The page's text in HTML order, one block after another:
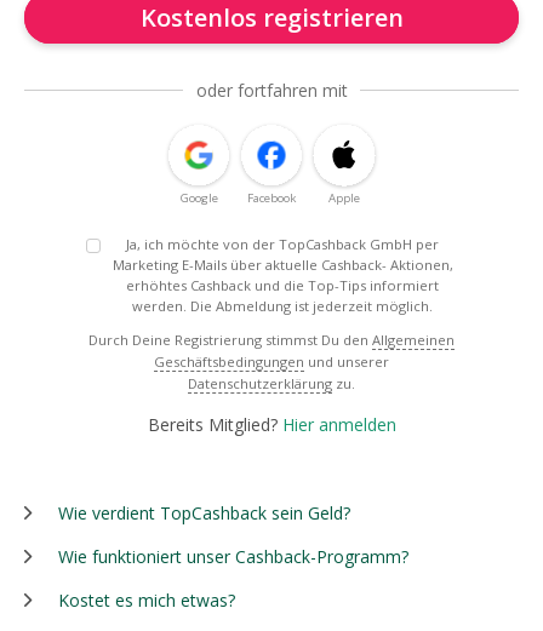
Kostenlos registrieren
oder fortfahren mit
Google Facebook Apple
Ja, ich möchte von der TopCashback GmbH per
Marketing E-Mails über aktuelle Cashback- Aktionen,
erhöhtes Cashback und die Top-Tips informiert
werden. Die Abmeldung ist jederzeit möglich.
Durch Deine Registrierung stimmst Du den Allgemeinen
Geschäftsbedingungen und unserer
Datenschutzerklärung zu.
Bereits Mitglied? Hier anmelden
Wie verdient TopCashback sein Geld?
Wie funktioniert unser Cashback-Programm?
Kostet es mich etwas?